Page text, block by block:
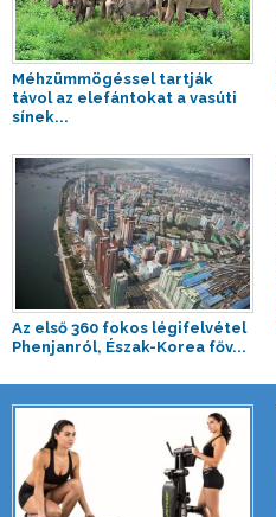
Méhzümmögéssel tartják
távol az elefántokat a vasúti
sínek...
Az első 360 fokos légifelvétel
Phenjanról, Észak-Korea főv...